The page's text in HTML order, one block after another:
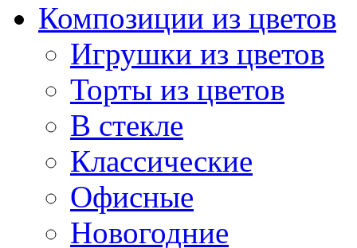
Композиции из цветов
Игрушки из цветов
Торты из цветов
В стекле
Классические
Офисные
Новогодние